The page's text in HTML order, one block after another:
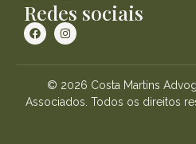
Redes sociais
© 2026 Costa Martins
Associados. Todos os direitos